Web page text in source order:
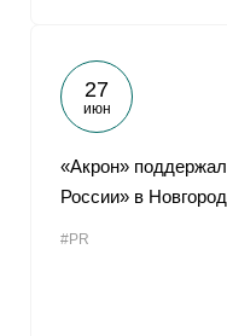
27
июн
«Акрон»
России» в
#PR